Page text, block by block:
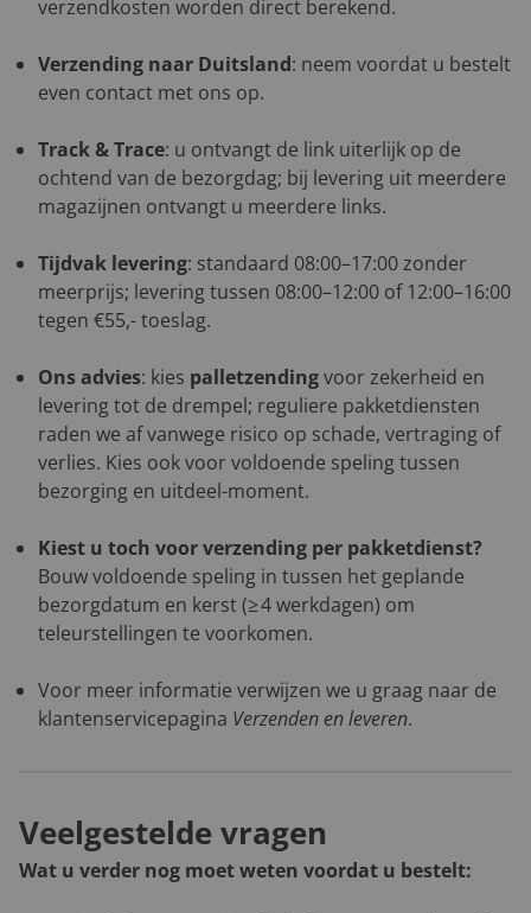
verzendkosten worden direct berekend.
Verzending naar Duitsland: neem voordat u bestelt
even contact met ons op.
Track & Trace: u ontvangt de link uiterlijk op de
ochtend van de bezorgdag; bij levering uit meerdere
magazijnen ontvangt u meerdere links.
Tijdvak levering: standaard 08:00–17:00 zonder
meerprijs; levering tussen 08:00–12:00 of 12:00–16:00
tegen €55,- toeslag.
Ons advies: kies palletzendingvoor zekerheid en
levering tot de drempel; reguliere pakketdiensten
raden we af vanwege risico op schade, vertraging of
verlies. Kies ook voor voldoende speling tussen
bezorging en uitdeel-moment.
Kiest u toch voor verzending per pakketdienst?
Bouw voldoende speling in tussen het geplande
bezorgdatum en kerst (≥ 4 werkdagen) om
teleurstellingen te voorkomen.
Voor meer informatie verwijzen we u graag naar de
klantenservicepagina Verzenden en leveren.
Veelgestelde vragen
Wat u verder nog moet weten voordat u bestelt: